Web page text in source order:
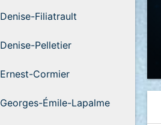
Denise-Filiatrault
Denise-Pelletier
Ernest-Cormier
Georges-Émile-Lapalme